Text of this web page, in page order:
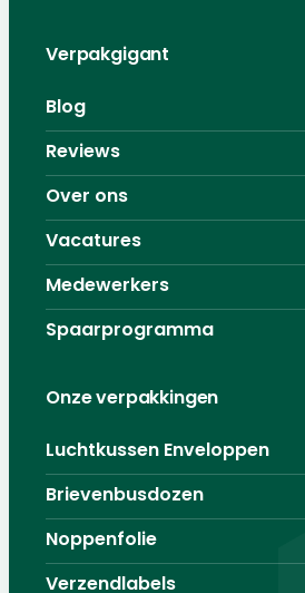
Verpakgigant
Blog
Reviews
Over ons
Vacatures
Medewerkers
Spaarprogramma
Onze verpakkingen
Luchtkussen Enveloppen
Brievenbusdozen
Noppenfolie
Verzendlabels